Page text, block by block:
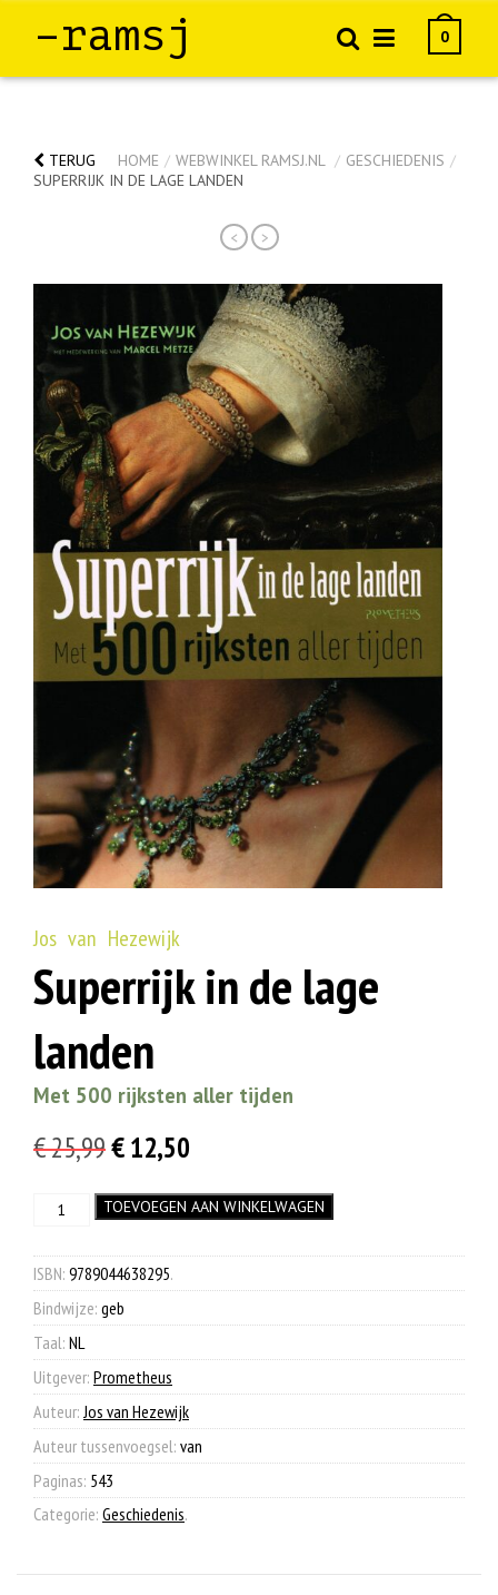
–ramsj 0
TERUG HOME / WEBWINKEL RAMSJ.NL / GESCHIEDENIS /
SUPERRIJK IN DE LAGE LANDEN
< >
Jos van Hezewijk
Superrijk in de lage
landen
Met 500 rijksten aller tijden
€25,99Oorspronkelijke
was:
€ 25,99.
€12,50
is:
€ 12,50.
Superrijk
lage
landen
aantal
TOEVOEGEN AAN WINKELWAGEN
ISBN: 9789044638295.
Bindwijze: geb
Taal: NL
Uitgever: Prometheus
Auteur: Jos van Hezewijk
Auteur tussenvoegsel: van
Paginas: 543
Categorie: Geschiedenis.